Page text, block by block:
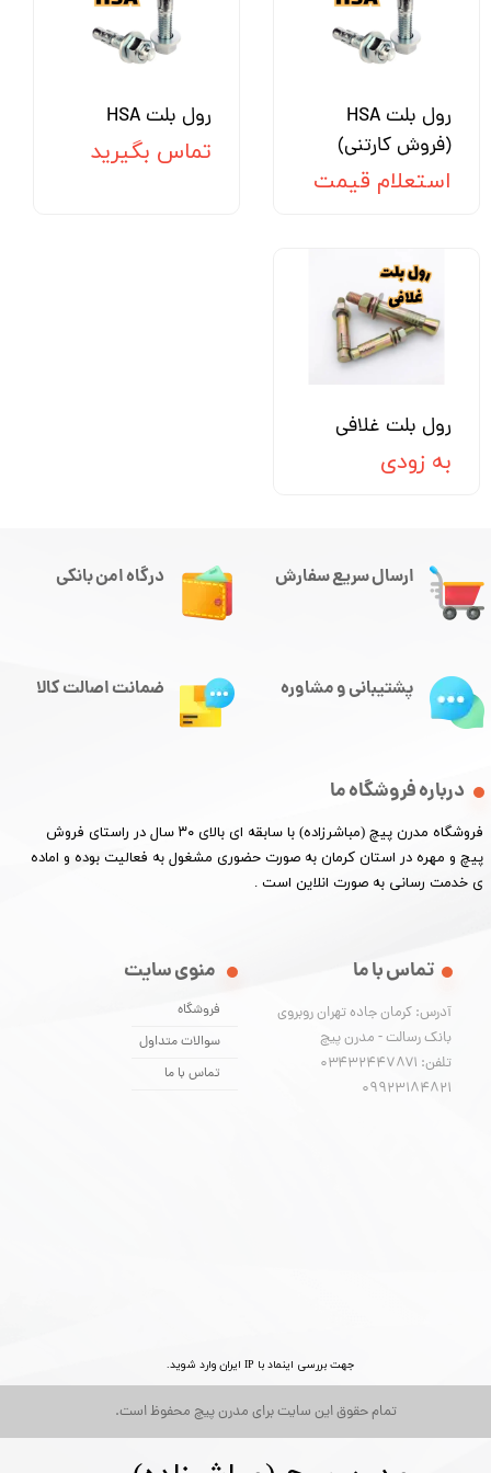
رول بلت HSA
(فروش کارتنی)
استعلام قیمت
رول بلت HSA
تماس بگیرید
رول بلت غلافی
به زودی
تمام حقوق این سایت برای مدرن پیچ محفوظ است.
ارسال سریع سفارش
درباره فروشگاه ما
​فروشگاه مدرن پیچ (مباشرزاده) با سابقه ای بالای ۳۰ سال در راستای فروش
پیچ و مهره در استان کرمان به صورت حضوری مشغول به فعالیت بوده و اماده
ی خدمت رسانی به صورت انلاین است .
منوی سایت
فروشگاه
سوالات متداول
تماس با ما
تماس با ما
آدرس: کرمان جاده تهران روبروی
بانک رسالت - مدرن پیچ
تلفن: ۰۳۴۳۲۴۴۷۸۷۱
​​​​​​​09923184821
درگاه امن بانکی
پشتیبانی و مشاوره ضمانت اصالت کالا
جهت بررسی اینماد با IP ایران وارد شوید.